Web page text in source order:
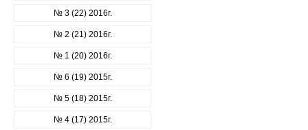
№ 3 (22) 2016г.
№ 2 (21) 2016г.
№ 1 (20) 2016г.
№ 6 (19) 2015г.
№ 5 (18) 2015г.
№ 4 (17) 2015г.